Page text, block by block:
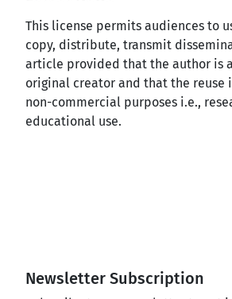
This license permits audiences to
copy, distribute, transmit
article provided that the author is
original creator and that the reuse
non-commercial purposes i.e.,
educational use.
Newsletter Subscription